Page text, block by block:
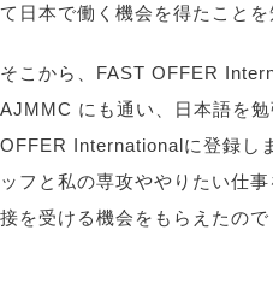
て日本で働く機会を得たことを
そこから、FAST OFFER
AJMMC にも通い、日本語を
OFFER Internationalに登録し
ッフと私の専攻ややりたい仕
接を受ける機会をもらえたので